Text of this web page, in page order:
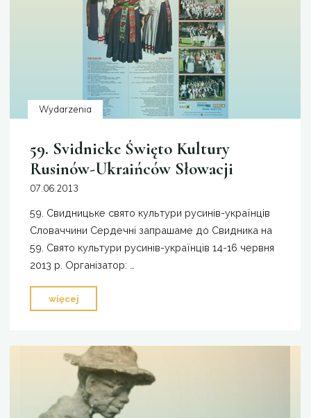
Wydarzenia
59. Svidnicke Święto Kultury
Rusinów-Ukraińców Słowacji
07.06.2013
59. Свидницьке свято культури русинів-українців
Словаччини Сердечні запрашаме до Свидника на
59. Свято культури русинів-українців 14-16 червня
2013 р. Організатор: …
więcej
Svidnicke
Kultury
Rusinów-
Ukraińców
Słowacji"